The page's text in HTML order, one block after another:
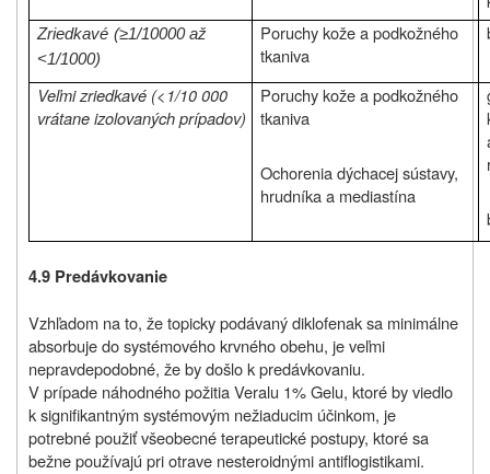
Zriedkavé (≥1/10000 až
<1/1000)
Poruchy kože a podkožného
tkaniva
Veľmi zriedkavé (<1/10 000
vrátane izolovaných prípadov)
Poruchy kože a podkožného
tkaniva
Ochorenia dýchacej sústavy,
hrudníka a mediastína
4.9 Predávkovanie
Vzhľadom na to, že topicky podávaný diklofenak sa minimálne
absorbuje do systémového krvného obehu, je veľmi
nepravdepodobné, že by došlo k predávkovaniu.
V prípade náhodného požitia Veralu 1% Gelu, ktoré by viedlo
k signifikantným systémovým nežiaducim účinkom, je
potrebné použiť všeobecné terapeutické postupy, ktoré sa
bežne používajú pri otrave nesteroidnými antiflogistikami.